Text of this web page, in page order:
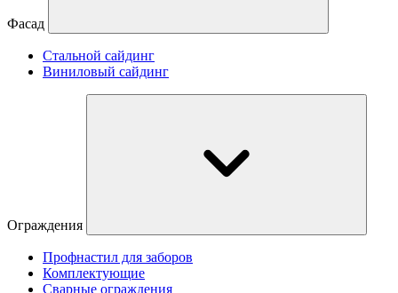
Фасад
Стальной сайдинг
Виниловый сайдинг
Ограждения
Профнастил для заборов
Комплектующие
Сварные ограждения